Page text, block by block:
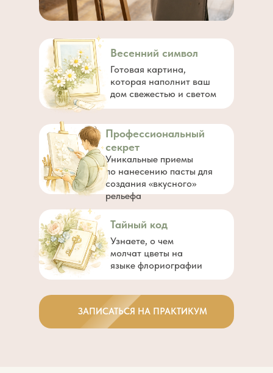
ЗАПИСАТЬСЯ НА ПРАКТИКУМ
Узнаете, о чем
молчат цветы на
языке флориографии
Тайный код
Профессиональный
секрет
Уникальные приемы
по нанесению пасты для
создания «вкусного»
рельефа
Готовая картина,
которая наполнит ваш
дом свежестью и светом
Весенний символ